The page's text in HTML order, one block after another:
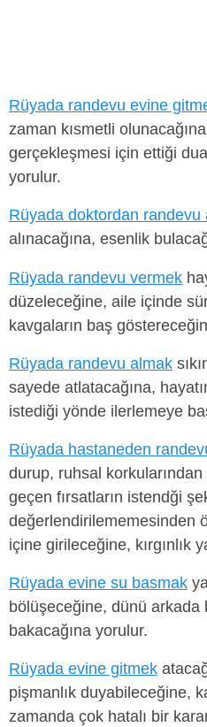
Rüyada randevu evine
zaman kısmetli
gerçekleşmesi için ettiği
yorulur.
Rüyada doktordan randevu
alınacağına, esenlik
Rüyada randevu vermek
düzeleceğine, aile içinde
kavgaların baş
Rüyada randevu almak
sayede atlatacağına,
istediği yönde ilerlemeye
Rüyada hastaneden
durup, ruhsal korkularından
geçen fırsatların istendği
değerlendirilememesinden
içine girileceğine, kırgınlık
Rüyada evine su basmak
bölüşeceğine, dünü arkada
bakacağına yorulur.
Rüyada evine gitmek
pişmanlık duyabileceğine,
zamanda çok hatalı bir